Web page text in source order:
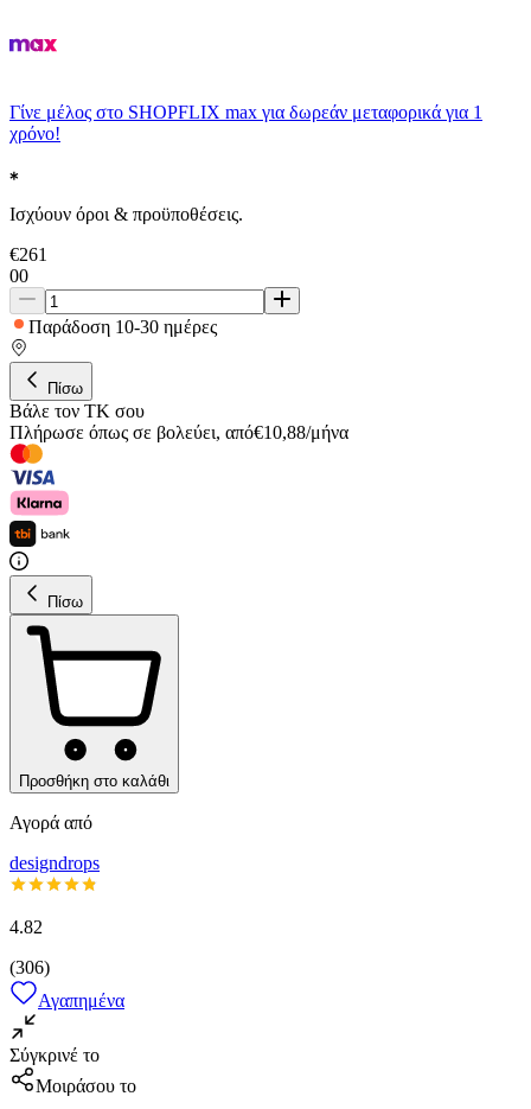
Γίνε μέλος στο SHOPFLIX max για δωρεάν μεταφορικά για 1
χρόνο!
Ισχύουν όροι & προϋποθέσεις.
€261
00
Παράδοση 10-30 ημέρες
Πίσω
Βάλε τον ΤΚ σου
Πλήρωσε όπως σε βολεύει, από€10,88/μήνα
Πίσω
Προσθήκη στο καλάθι
Αγορά από
designdrops
4.82
(306)
Αγαπημένα
Σύγκρινέ το
Μοιράσου το